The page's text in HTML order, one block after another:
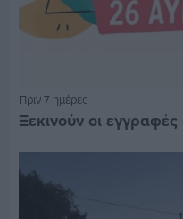
Πριν 7 ημέρες
Ξεκινούν οι